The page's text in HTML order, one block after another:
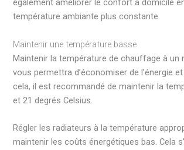
également améliorer le confort à domicile
température ambiante plus constante.
Maintenir une température basse
Maintenir la température de chauffage à un
vous permettra d’économiser de l’énergie
cela, il est recommandé de maintenir la
et 21 degrés Celsius.
Régler les radiateurs à la température
maintenir les coûts énergétiques bas. Cela